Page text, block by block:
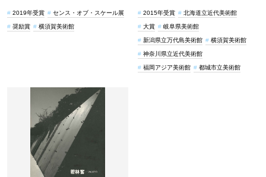
2019年受賞 センス・オブ・スケール展
奨励賞 横須賀美術館
2015年受賞 北海道立近代美術館
大賞 岐阜県美術館
新潟県立万代島美術館 横須賀美術館
神奈川県立近代美術館
福岡アジア美術館 都城市立美術館